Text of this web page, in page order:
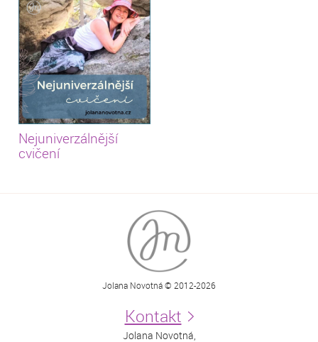
Nejuniverzálnější
cvičení
Jolana Novotná © 2012-2026
Kontakt
Jolana Novotná,